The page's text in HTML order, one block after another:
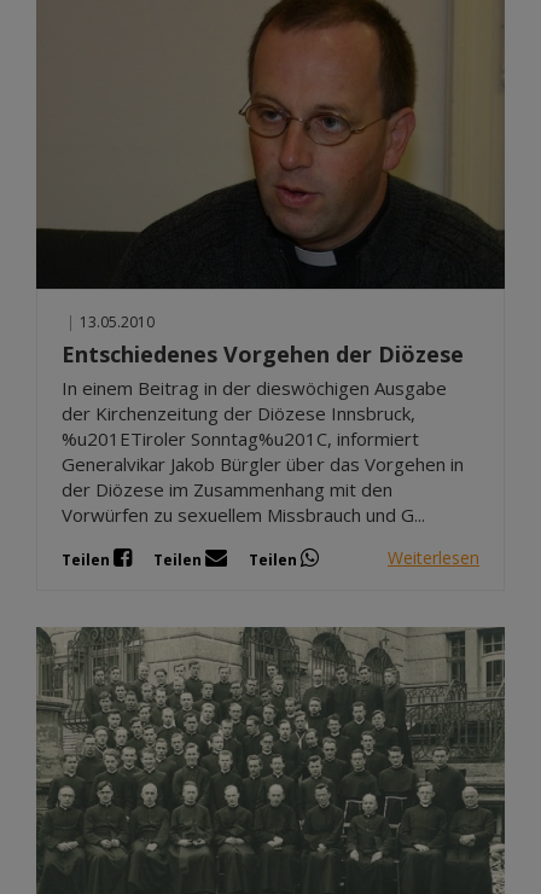
| 13.05.2010
Entschiedenes Vorgehen der Diözese
In einem Beitrag in der dieswöchigen Ausgabe
der Kirchenzeitung der Diözese Innsbruck,
%u201ETiroler Sonntag%u201C, informiert
Generalvikar Jakob Bürgler über das Vorgehen in
der Diözese im Zusammenhang mit den
Vorwürfen zu sexuellem Missbrauch und G...
Teilen Teilen Teilen Weiterlesen